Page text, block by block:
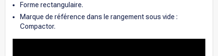
Forme rectangulaire.
Marque de référence dans le rangement sous vide :
Compactor.